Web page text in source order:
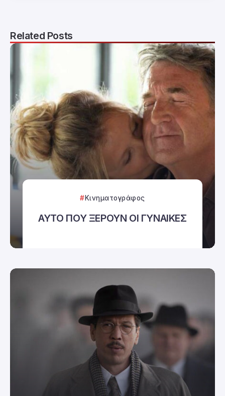
Related Posts
Κινηματογράφος
ΑΥΤΟ ΠΟΥ ΞΕΡΟΥΝ ΟΙ ΓΥΝΑΙΚΕΣ